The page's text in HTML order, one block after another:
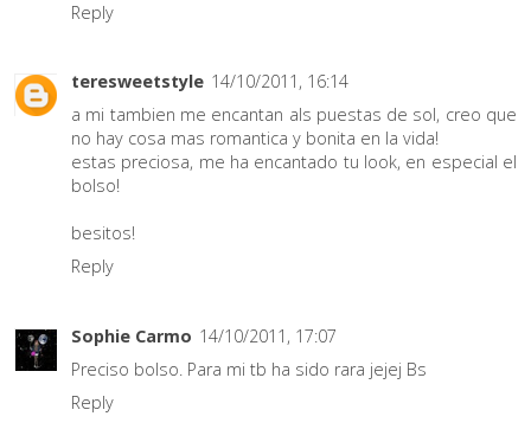
Reply
teresweetstyle 14/10/2011, 16:14
a mi tambien me encantan als puestas de sol, creo que
no hay cosa mas romantica y bonita en la vida!
estas preciosa, me ha encantado tu look, en especial el
bolso!
besitos!
Reply
Sophie Carmo 14/10/2011, 17:07
Preciso bolso. Para mi tb ha sido rara jejej Bs
Reply